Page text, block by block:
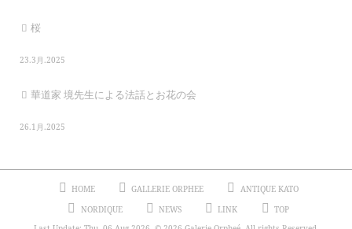
桜
23.3月.2025
華道家 境先生による法話とお花の会
26.1月.2025
HOME GALLERIE ORPHEE
ANTIQUE KATO
NORDIQUE
NEWS LINK
TOP